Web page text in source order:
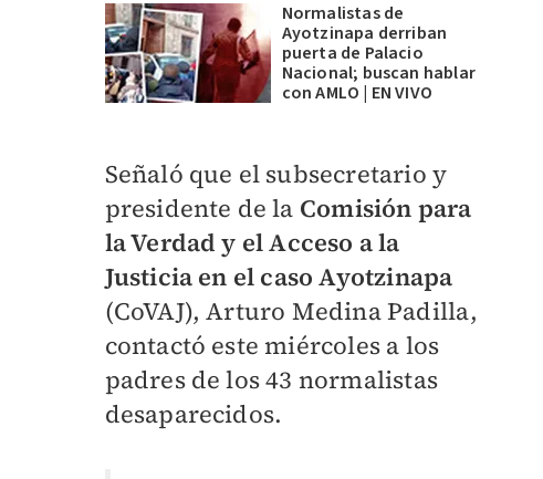
Normalistas de
Ayotzinapa derriban
puerta de Palacio
Nacional; buscan hablar
con AMLO | EN VIVO
Señaló que el subsecretario y
presidente de la Comisión para
la Verdad y el Acceso a la
Justicia en el caso Ayotzinapa
(CoVAJ), Arturo Medina Padilla,
contactó este miércoles a los
padres de los 43 normalistas
desaparecidos.